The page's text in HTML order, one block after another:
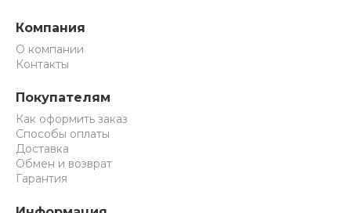
Компания
О компании
Контакты
Покупателям
Как оформить заказ
Способы оплаты
Доставка
Обмен и возврат
Гарантия